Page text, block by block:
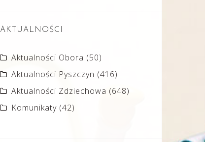
AKTUALNOŚCI
Aktualności Obora (50)
Aktualności Pyszczyn (416)
Aktualności Zdziechowa (648)
Komunikaty (42)